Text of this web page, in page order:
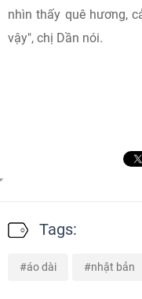
nhìn thấy quê hương,
vậy", chị Dần nói.
Tags:
áo dài nhật bản